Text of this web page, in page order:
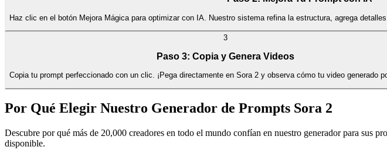
Haz clic en el botón Mejora Mágica para optimizar con IA. Nuestro sistema refina la estructura, agrega
3
Paso 3: Copia y Genera Videos
Copia tu prompt perfeccionado con un clic. ¡Pega directamente en Sora 2 y observa cómo tu video generado
Por Qué Elegir Nuestro Generador de Prompts Sora 2
Descubre por qué más de 20,000 creadores en todo el mundo confían en nuestro generador para sus
disponible.